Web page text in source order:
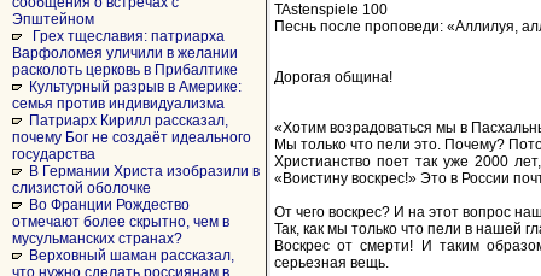
Эпштейном
Грех тщеславия: патриарха
Варфоломея уличили в желании
расколоть церковь в Прибалтике
Культурный разрыв в Америке:
семья против индивидуализма
Патриарх Кирилл рассказал,
почему Бог не создаёт идеального
государства
В Германии Христа изобразили в
слизистой оболочке
Во Франции Рождество
отмечают более скрытно, чем в
мусульманских странах?
Верховный шаман рассказал,
что нужно сделать россиянам в
TAstenspiele 100
Песнь после проповеди: «Аллилуя,
Дорогая община!
«Хотим возрадоваться мы в
Мы только что пели это. Почему?
Христианство поет так уже 2000
«Воистину воскрес!» Это в России
От чего воскрес? И на этот вопрос
Так, как мы только что пели в нашей
Воскрес от смерти! И таким
серьезная вещь.